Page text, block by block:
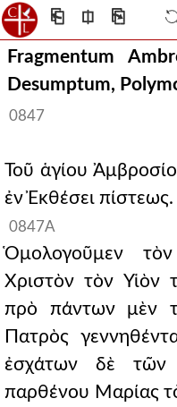
⎗ ⎅ ⎘
Fragmentum
Desumptum,
0847
Τοῦ ἁγίου
ἐν Ἐκθέσει πίστεως.
0847A
Ὁμολογοῦμεν
Χριστὸν τὸν Υἱὸν
πρὸ πάντων μὲν
Πατρὸς
ἐσχάτων δὲ τῶν
παρθένου Μαρίας